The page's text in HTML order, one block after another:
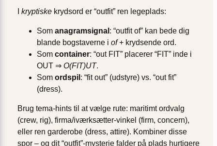
kryptiske krydsord er “outfit” ren legeplads:
Som anagramsignal : “outfit of” kan bede dig
blande bogstaverne i of+ krydsende ord.
Som container: “out FIT” placerer “FIT” inde i
OUT ⇒ O(FIT)UT.
Som ordspil : “fit out” (udstyre) vs. “out fit”
(dress).
Brug tema-hints til at vælge rute: maritimt ordvalg
(crew, rig), firma/iværksætter-vinkel (firm, concern),
eller ren garderobe (dress, attire). Kombiner disse
spor – og dit “outfit”-mysterie falder på plads hurtigere